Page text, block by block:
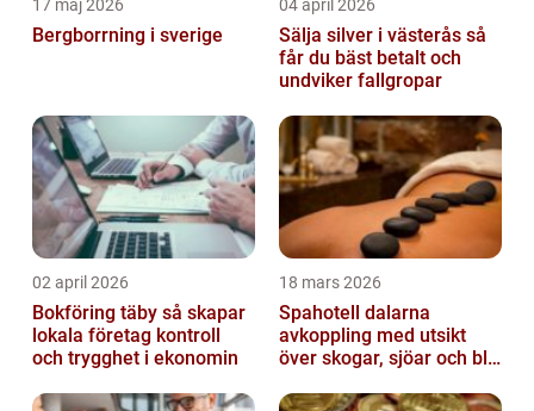
17 maj 2026
Bergborrning i sverige
04 april 2026
Sälja silver i västerås så
får du bäst betalt och
undviker fallgropar
02 april 2026
Bokföring täby så skapar
lokala företag kontroll
och trygghet i ekonomin
18 mars 2026
Spahotell dalarna
avkoppling med utsikt
över skogar, sjöar och blå